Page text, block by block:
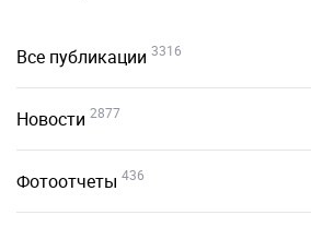
Все публикации 3316
Новости 2877
Фотоотчеты 436